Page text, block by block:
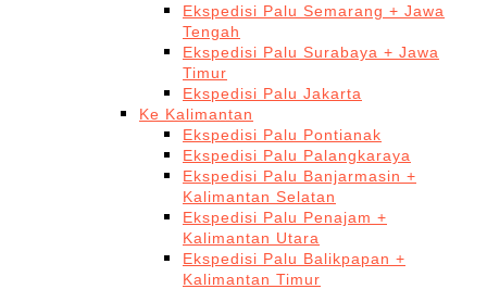
Ekspedisi Palu Semarang + Jawa
Tengah
Ekspedisi Palu Surabaya + Jawa
Timur
Ekspedisi Palu Jakarta
Ke Kalimantan
Ekspedisi Palu Pontianak
Ekspedisi Palu Palangkaraya
Ekspedisi Palu Banjarmasin +
Kalimantan Selatan
Ekspedisi Palu Penajam +
Kalimantan Utara
Ekspedisi Palu Balikpapan +
Kalimantan Timur